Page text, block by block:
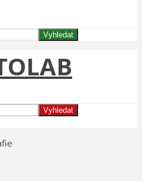
Vyhledat
Vyhledat